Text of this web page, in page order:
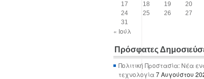
17
18 19
20
24
25 26
27
31
« Ιούλ
Πρόσφατες
Πολιτική Προστασία: Νέα
τεχνολογία7 Αυγούστου